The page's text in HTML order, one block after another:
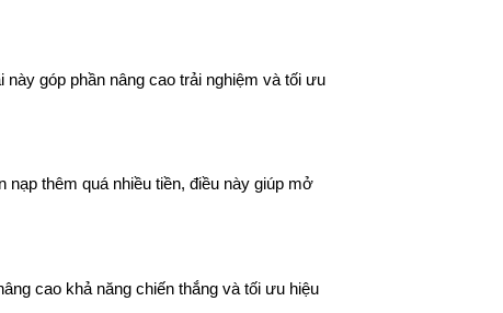
góp phần nâng cao trải nghiệm và tối ưu
thêm quá nhiều tiền, điều này giúp mở
cao khả năng chiến thắng và tối ưu hiệu